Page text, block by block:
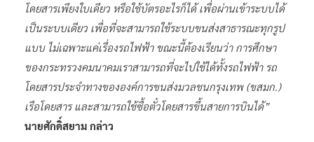
โดยสารเพียงใบเดียว หรือใช้บัตรอะไรก็ได้ เพื่อผ่านเข้าระบบได้
เป็นระบบเดียว เพื่อที่จะสามารถใช้ระบบขนส่งสาธารณะทุกรูป
แบบ ไม่เฉพาะแค่เรื่องรถไฟฟ้า ขณะนี้ต้องเรียนว่า การศึกษา
ของกระทรวงคมนาคมเราสามารถที่จะไปใช้ได้ทั้งรถไฟฟ้า รถ
โดยสารประจำทางขององค์การขนส่งมวลชนกรุงเทพ (ขสมก.)
เรือโดยสาร และสามารถใช้ซื้อตั๋วโดยสารขึ้นสายการบินได้”
นายศักดิ์สยาม กล่าว